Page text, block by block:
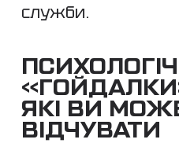
служби.
ЯКІ ВИ
ВІДЧУВАТИ